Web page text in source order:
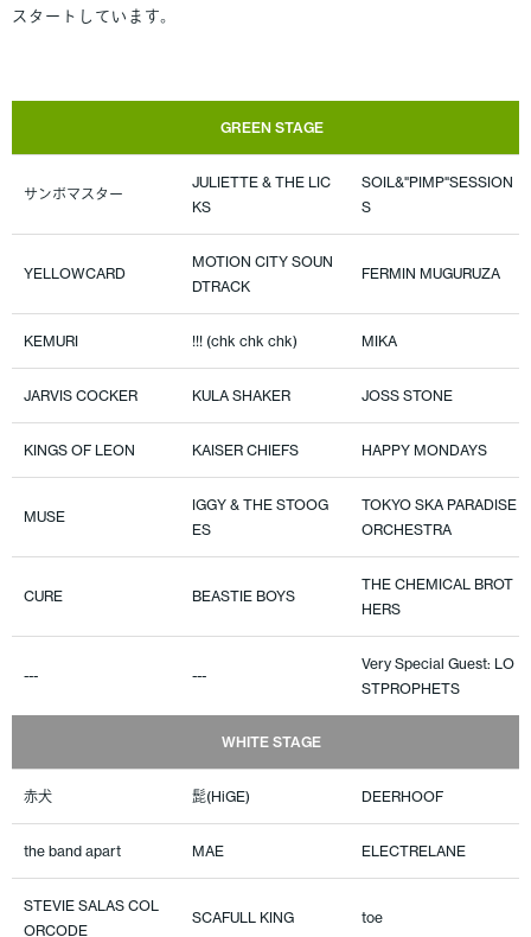
スタートしています。
GREEN STAGE
サンボマスター
JULIETTE & THE LIC
KS
SOIL&"PIMP"SESSION
S
YELLOWCARD
MOTION CITY SOUN
DTRACK
FERMIN MUGURUZA
KEMURI !!! (chk chk chk) MIKA
JARVIS COCKER KULA SHAKER JOSS STONE
KINGS OF LEON KAISER CHIEFS HAPPY MONDAYS
MUSE
IGGY & THE STOOG
ES
TOKYO SKA PARADISE
ORCHESTRA
CURE BEASTIE BOYS
THE CHEMICAL BROT
HERS
--- ---
Very Special Guest: LO
STPROPHETS
WHITE STAGE
赤犬 髭(HiGE) DEERHOOF
the band apart MAE ELECTRELANE
STEVIE SALAS COL
ORCODE
SCAFULL KING toe